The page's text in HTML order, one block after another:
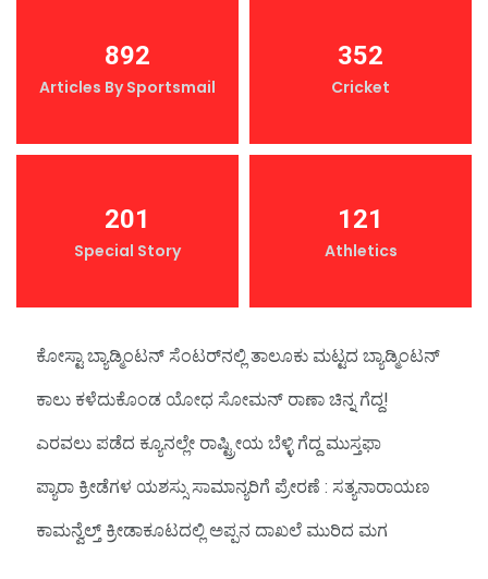
892
Articles By Sportsmail
352
Cricket
201
Special Story
121
Athletics
ಕೋಸ್ಟಾ ಬ್ಯಾಡ್ಮಿಂಟನ್‌ ಸೆಂಟರ್‌ನಲ್ಲಿ ತಾಲೂಕು ಮಟ್ಟದ ಬ್ಯಾಡ್ಮಿಂಟನ್‌
ಕಾಲು ಕಳೆದುಕೊಂಡ ಯೋಧ ಸೋಮನ್ ರಾಣಾ ಚಿನ್ನ ಗೆದ್ದ!
ಎರವಲು ಪಡೆದ ಕ್ಯೂನಲ್ಲೇ ರಾಷ್ಟ್ರೀಯ ಬೆಳ್ಳಿ ಗೆದ್ದ ಮುಸ್ತಫಾ
ಪ್ಯಾರಾ ಕ್ರೀಡೆಗಳ ಯಶಸ್ಸು ಸಾಮಾನ್ಯರಿಗೆ ಪ್ರೇರಣೆ : ಸತ್ಯನಾರಾಯಣ
ಕಾಮನ್ವೆಲ್ತ್‌ ಕ್ರೀಡಾಕೂಟದಲ್ಲಿ ಅಪ್ಪನ ದಾಖಲೆ ಮುರಿದ ಮಗ